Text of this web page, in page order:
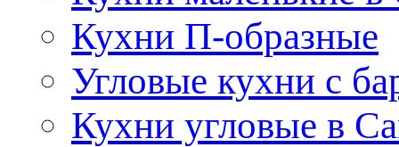
Кухни П-образные
Угловые кухни с
Кухни угловые в